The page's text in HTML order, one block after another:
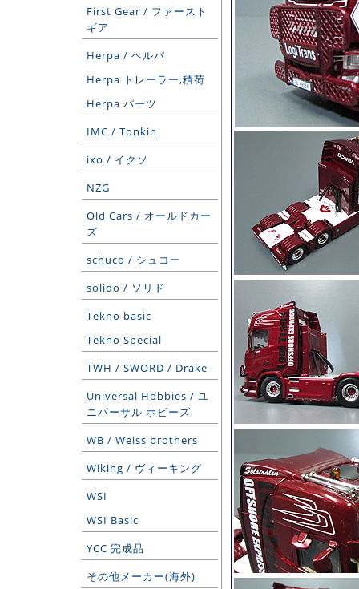
First Gear / ファースト
ギア
Herpa / ヘルパ
Herpa トレーラー,積荷
Herpa パーツ
IMC / Tonkin
ixo / イクソ
NZG
Old Cars / オールドカー
ズ
schuco / シュコー
solido / ソリド
Tekno basic
Tekno Special
TWH / SWORD / Drake
Universal Hobbies / ユ
ニバーサル ホビーズ
WB / Weiss brothers
Wiking / ヴィーキング
WSI
WSI Basic
YCC 完成品
その他メーカー(海外)